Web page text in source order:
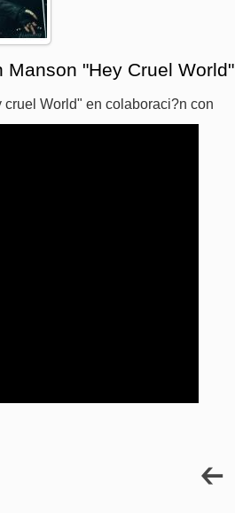
"Hey Cruel World"
World" en colaboraci?n con